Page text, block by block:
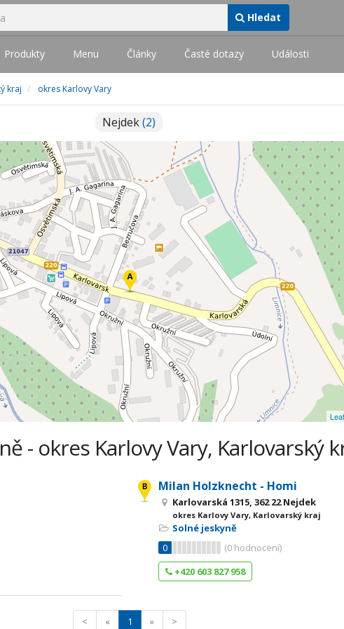
Hledat
Produkty Menu Články Časté dotazy Události
kraj okres Karlovy Vary
Nejdek(2)
- okres Karlovy Vary, Karlovarský
Milan Holzknecht - Homi
Karlovarská 1315, 362 22 Nejdek
okres Karlovy Vary, Karlovarský kraj
Solné jeskyně
0
(0 hodnocení)
+420 603 827 958
< « 1 » >